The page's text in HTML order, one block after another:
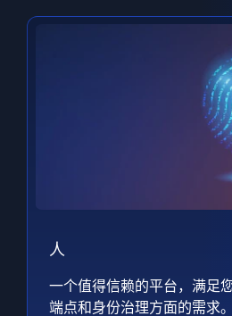
人
一个值得信赖的平台，满足
端点和身份治理方面的需求。